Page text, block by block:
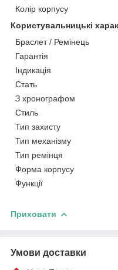
Колір корпусу
Користувальницькі
Браслет / Ремінець
Гарантія
Індикація
Стать
З хронографом
Стиль
Тип захисту
Тип механізму
Тип ремінця
Форма корпусу
Функції
Приховати
Умови доставки